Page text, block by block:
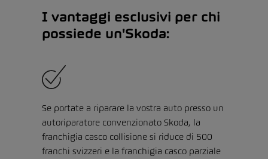
I vantaggi esclusivi per chi
possiede un'Skoda:
Se portate a riparare la vostra auto presso un
autoriparatore convenzionato Skoda, la
franchigia casco collisione si riduce di 500
franchi svizzeri e la franchigia casco parziale